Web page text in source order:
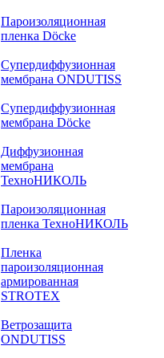
Пароизоляционная
пленка Döcke
Супердиффузионная
мембрана ONDUTISS
Супердиффузионная
мембрана Döcke
Диффузионная
мембрана
ТехноНИКОЛЬ
Пароизоляционная
пленка ТехноНИКОЛЬ
Пленка
пароизоляционная
армированная
STROTEX
Ветрозащита
ONDUTISS